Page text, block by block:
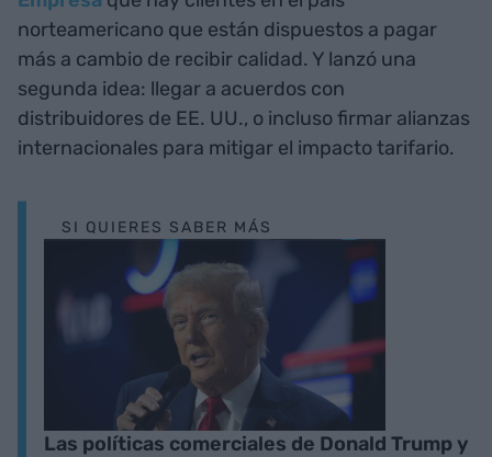
norteamericano que están dispuestos a pagar
más a cambio de recibir calidad. Y lanzó una
segunda idea: llegar a acuerdos con
distribuidores de EE. UU., o incluso firmar alianzas
internacionales para mitigar el impacto tarifario.
SI QUIERES SABER MÁS
Las políticas comerciales de Donald Trump y